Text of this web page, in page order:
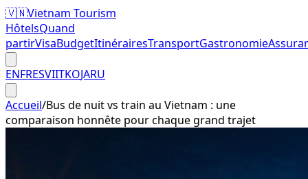
🇻🇳Vietnam Tourism
HôtelsQuand
partirVisaBudgetItinérairesTransportGastronomie
ENFRESVIITKOJARU
Accueil/Bus de nuit vs train au Vietnam : une
comparaison honnête pour chaque grand trajet